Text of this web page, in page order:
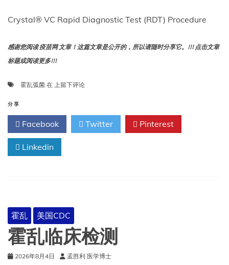
Crystal® VC Rapid Diagnostic Test (RDT) Procedure
感谢您阅读 疫苗网 文章！这篇文章是公开的，所以请随时分享它。!!! 点击文章
标题或阅读更多!!!
霍乱弧菌 在 Crystal®
速
诊
断
试
上留下评论
分享
Facebook Twitter Pinterest
Linkedin
霍乱 美国CDC
霍乱临床检测
2026年8月4日 孟胜利 医学博士